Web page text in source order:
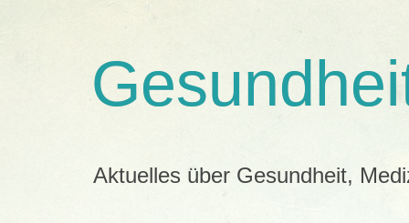
Aktuelles über Gesundheit,